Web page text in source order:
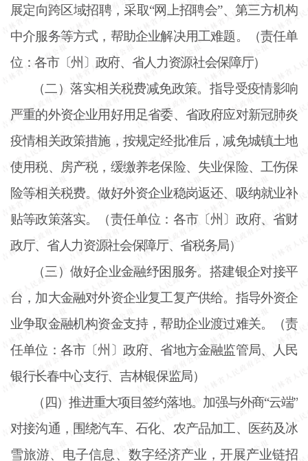
展定向跨区域招聘，采取“网上招聘会”、第三方机构
中介服务等方式，帮助企业解决用工难题。（责任单
位：各市〔州〕政府、省人力资源社会保障厅）
（二）落实相关税费减免政策。指导受疫情影响
严重的外资企业用好用足省委、省政府应对新冠肺炎
疫情相关政策措施，按规定经批准后，减免城镇土地
使用税、房产税，缓缴养老保险、失业保险、工伤保
险等相关税费。做好外资企业稳岗返还、吸纳就业补
贴等政策落实。（责任单位：各市〔州〕政府、省财
政厅、省人力资源社会保障厅、省税务局）
（三）做好企业金融纾困服务。搭建银企对接平
台，加大金融对外资企业复工复产供给。指导外资企
业争取金融机构资金支持，帮助企业渡过难关。（责
任单位：各市〔州〕政府、省地方金融监管局、人民
银行长春中心支行、吉林银保监局）
（四）推进重大项目签约落地。加强与外商“云端”
对接沟通，围绕汽车、石化、农产品加工、医药及冰
雪旅游、电子信息、数字经济产业，开展产业链招